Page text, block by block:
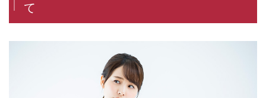
て